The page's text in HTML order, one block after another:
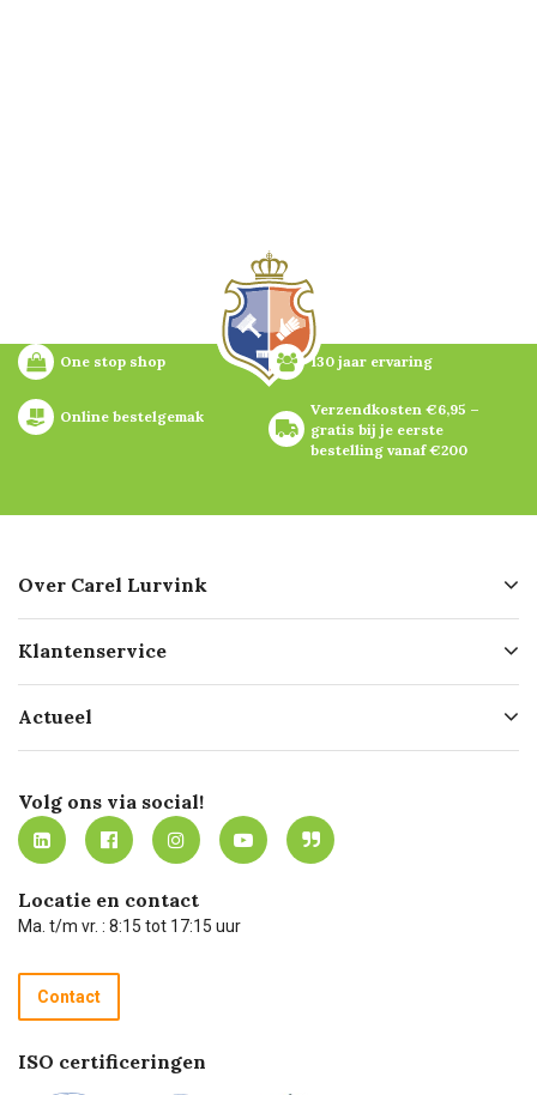
One stop shop 130 jaar ervaring
Online bestelgemak
Verzendkosten €6,95 –
gratis bij je eerste
bestelling vanaf €200
Over Carel Lurvink
Geschiedenis
Missie
Certificering
Werken bij Carel Lurvink
MVO
Klantenservice
Bezorgen
Mijn Carel Lurvink
Mijn Carel Lurvink instructievideo's
Carel Lurvink App
Hulp op afstand
Technische dienst
Recycle programma
Betalen
Actueel
Innovation LAB
Tevreden klanten
Carel Lurvink Blog
Carel de podcast
Volg ons via social!
Locatie en contact
Ma. t/m vr. : 8:15 tot 17:15 uur
Contact
ISO certificeringen